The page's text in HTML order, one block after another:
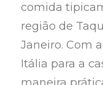
comida
região de
Janeiro. Com
Itália para a